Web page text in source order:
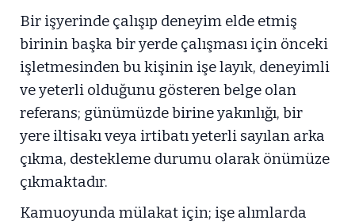
Bir işyerinde çalışıp deneyim elde etmiş
birinin başka bir yerde çalışması için önceki
işletmesinden bu kişinin işe layık, deneyimli
ve yeterli olduğunu gösteren belge olan
referans; günümüzde birine yakınlığı, bir
yere iltisakı veya irtibatı yeterli sayılan arka
çıkma, destekleme durumu olarak önümüze
çıkmaktadır.
Kamuoyunda mülakat için; işe alımlarda